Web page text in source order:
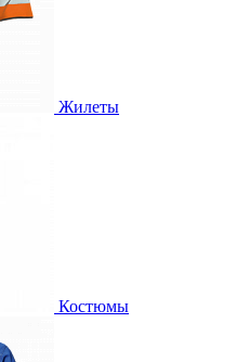
Жилеты
Костюмы